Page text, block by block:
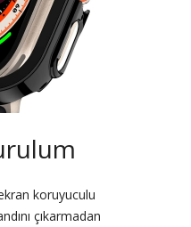
koruyuculu
çıkarmadan